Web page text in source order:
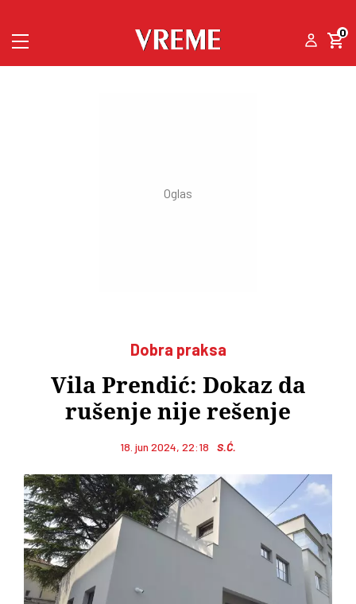
0
Dobra praksa
Vila Prendić: Dokaz da
rušenje nije rešenje
18. jun 2024, 22:18 S.Ć.